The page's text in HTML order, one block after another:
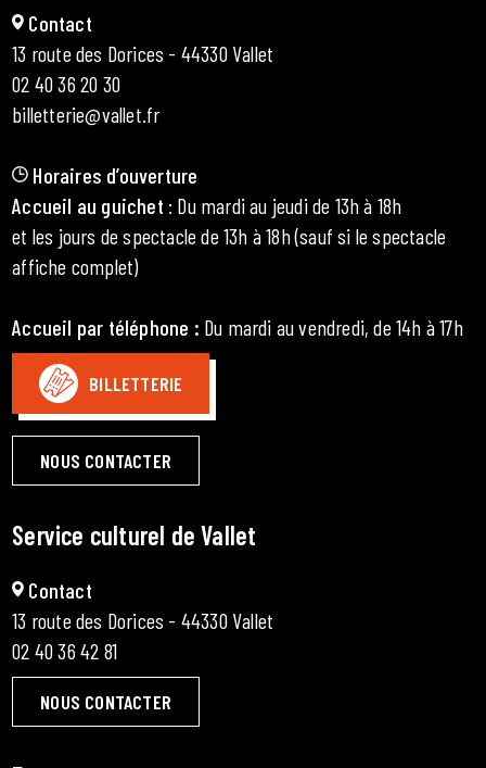
Contact
13 route des Dorices - 44330 Vallet
02 40 36 20 30
billetterie@vallet.fr
Horaires d’ouverture
Accueil au guichet : Du mardi au jeudi de 13h à 18h
et les jours de spectacle de 13h à 18h (sauf si le spectacle
affiche complet)
Accueil par téléphone : Du mardi au vendredi, de 14h à 17h
BILLETTERIE
NOUS CONTACTER
Service culturel de Vallet
Contact
13 route des Dorices - 44330 Vallet
02 40 36 42 81
NOUS CONTACTER